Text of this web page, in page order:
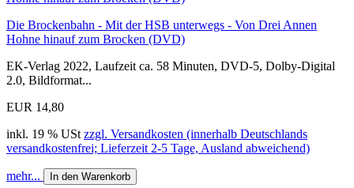
Die Brockenbahn - Mit der HSB unterwegs - Von Drei Annen
Hohne hinauf zum Brocken (DVD)
EK-Verlag 2022, Laufzeit ca. 58 Minuten, DVD-5, Dolby-Digital
2.0, Bildformat...
EUR 14,80
inkl. 19 % USt zzgl. Versandkosten (innerhalb Deutschlands
versandkostenfrei; Lieferzeit 2-5 Tage, Ausland abweichend)
mehr... In den Warenkorb